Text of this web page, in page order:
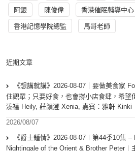
阿銀 陳俊偉 香港催眠輔導中
香港記憶學院總監 馬哥老師
近期文章
《想講就講》2026-08-07｜要做美食家
住觀眾；只要好食，也會撐小店食肆，希望
溱禧 Heily, 莊韻澄 Xenia, 嘉賓：雅軒 Kinki
2026/08/07
《爵士鍾情》2026-08-07︱第44季10集
Nightingale of the Orient & Brother Peter︱